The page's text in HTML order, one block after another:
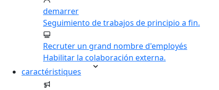
demarrer
Seguimiento de trabajos de principio a fin.
Recruter un grand nombre d'employés
Habilitar la colaboración externa.
caractéristiques